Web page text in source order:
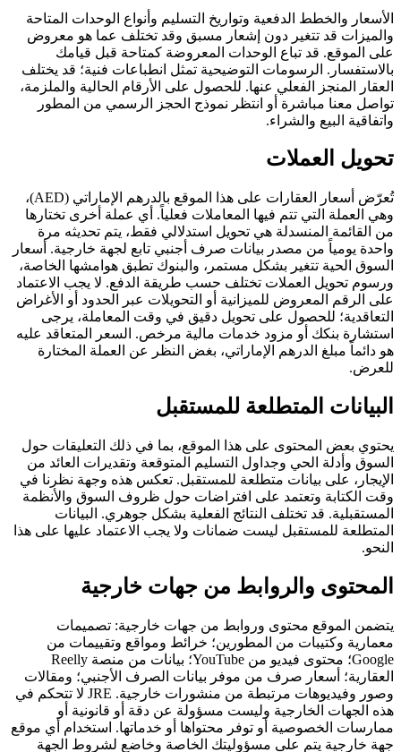
الأسعار والخطط الدفعية وتواريخ التسليم وأنواع الوحدات المتاحة
والميزات قد تتغير دون إشعار مسبق وقد تختلف عما هو معروض
على الموقع. قد تباع الوحدات المعروضة كمتاحة قبل قيامك
بالاستفسار. الرسومات التوضيحية تمثل انطباعات فنية؛ قد يختلف
العقار المنجز الفعلي عنها. للحصول على الأرقام الحالية والملزمة،
تواصل معنا مباشرة أو انتظر نموذج الحجز الرسمي من المطور
واتفاقية البيع والشراء.
تحويل العملات
تُعرّض أسعار العقارات على هذا الموقع بالدرهم الإماراتي (AED)،
وهي العملة التي تتم فيها المعاملات فعلياً. أي عملة أخرى تختارها
من القائمة المنسدلة هي تحويل استدلالي فقط، يتم تحديثه مرة
واحدة يومياً من مصدر بيانات صرف أجنبي تابع لجهة خارجية. أسعار
السوق الحية تتغير بشكل مستمر، والبنوك تطبق هوامشها الخاصة،
ورسوم تحويل العملات تختلف حسب طريقة الدفع. لا يجب الاعتماد
على الرقم المعروض للميزانية أو التحويلات عبر الحدود أو الأغراض
التعاقدية؛ للحصول على تحويل دقيق في وقت المعاملة، يرجى
استشارة بنكك أو مزود خدمات مالية مرخص. السعر المتعاقد عليه
هو دائماً مبلغ الدرهم الإماراتي، بغض النظر عن العملة المختارة
للعرض.
البيانات المتطلعة للمستقبل
يحتوي بعض المحتوى على هذا الموقع، بما في ذلك التعليقات حول
السوق وأدلة الحي وجداول التسليم المتوقعة وتقديرات العائد من
الإيجار، على بيانات متطلعة للمستقبل. تعكس هذه وجهة نظرنا في
وقت الكتابة وتعتمد على افتراضات حول ظروف السوق والأنظمة
المستقبلية. قد تختلف النتائج الفعلية بشكل جوهري. البيانات
المتطلعة للمستقبل ليست ضمانات ولا يجب الاعتماد عليها على هذا
النحو.
المحتوى والروابط من جهات خارجية
يتضمن الموقع محتوى وروابط من جهات خارجية: تصميمات
معمارية وكتيبات من المطورين؛ خرائط ومواقع وتقييمات من
Google؛ محتوى فيديو من YouTube؛ بيانات من منصة Reelly
العقارية؛ أسعار صرف من موفر بيانات الصرف الأجنبي؛ ومقالات
وصور وفيديوهات مرتبطة من منشورات خارجية. JRE لا تتحكم في
هذه الجهات الخارجية وليست مسؤولة عن دقة أو قانونية أو
ممارسات الخصوصية أو توفر محتواها أو خدماتها. استخدام أي موقع
جهة خارجية يتم على مسؤوليتك الخاصة وخاضع لشروط الجهة